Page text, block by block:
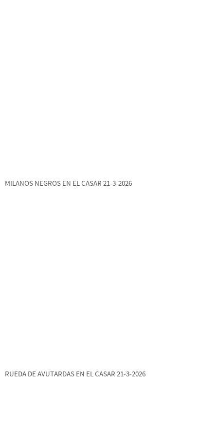
MILANOS NEGROS EN EL CASAR 21-3-2026
RUEDA DE AVUTARDAS EN EL CASAR 21-3-2026